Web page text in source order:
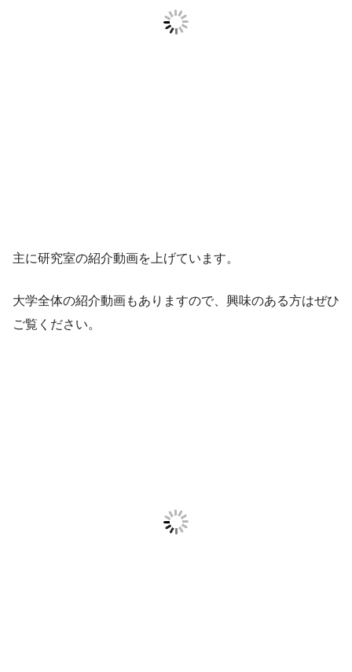
主に研究室の紹介動画を上げています。
大学全体の紹介動画もありますので、興味のある方はぜひ
ご覧ください。